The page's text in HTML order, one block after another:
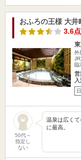
おふろの王様 大井
3.6点
外
臨
営
50代～
指定し
ない
温泉は広く
に最高。